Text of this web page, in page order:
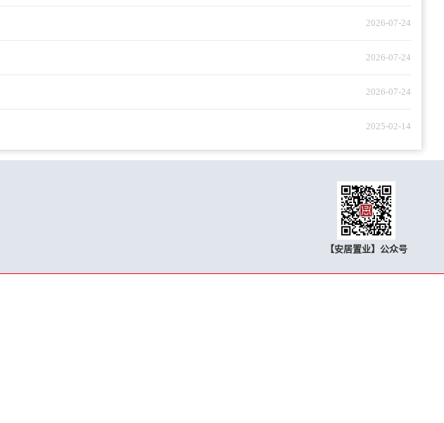
2026-07-24
2026-07-24
2026-07-24
2025-02-14
【安居置业】公众号